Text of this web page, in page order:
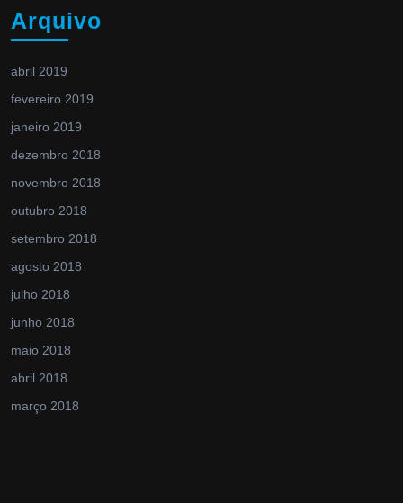
Arquivo
abril 2019
fevereiro 2019
janeiro 2019
dezembro 2018
novembro 2018
outubro 2018
setembro 2018
agosto 2018
julho 2018
junho 2018
maio 2018
abril 2018
março 2018